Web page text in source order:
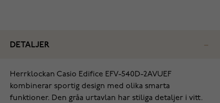
DETALJER
Herrklockan Casio Edifice EFV-540D-2AVUEF
kombinerar sportig design med olika smarta
funktioner. Den gråa urtavlan har stiliga detaljer i vitt.